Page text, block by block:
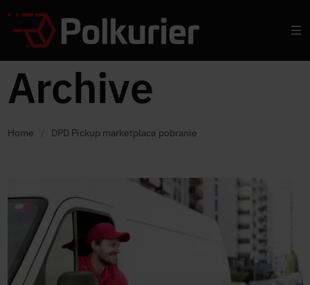
Archive
Home DPD Pickup marketplace pobranie